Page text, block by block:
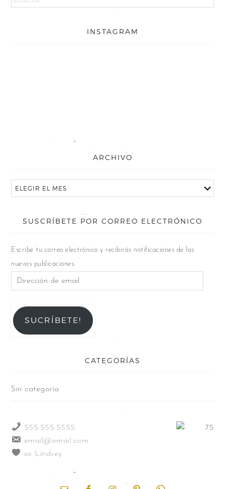
INSTAGRAM
ARCHIVO
SUSCRÍBETE POR CORREO ELECTRÓNICO
Escribe tu correo electrónico y recibirás notificaciones de las
nuevas publicaciones.
SUCRÍBETE!
CATEGORÍAS
Sin categoría
555.555.5555
email@email.com
xo Lindsey